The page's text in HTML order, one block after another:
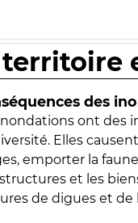
des
ont des
Elles
emporter la
et les
de digues et de